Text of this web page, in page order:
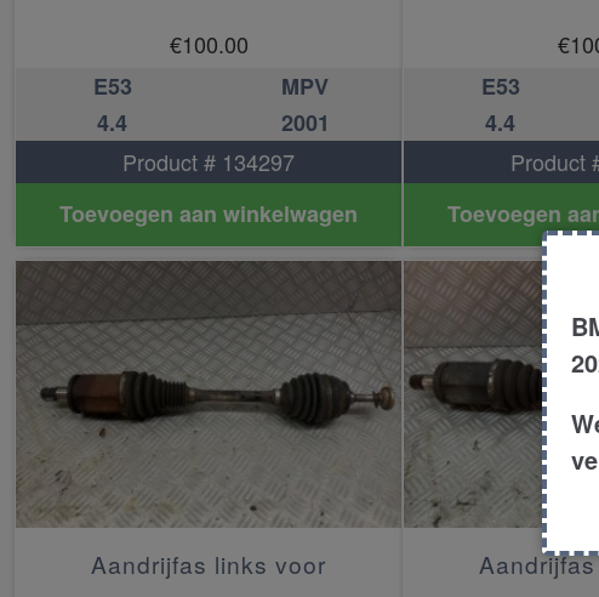
€100.00
E53
MPV
4.4
2001
Product # 134297
Toevoegen aan winkelwagen
€
E53
4.4
Product
Toevoegen
Aandrijfas links voor